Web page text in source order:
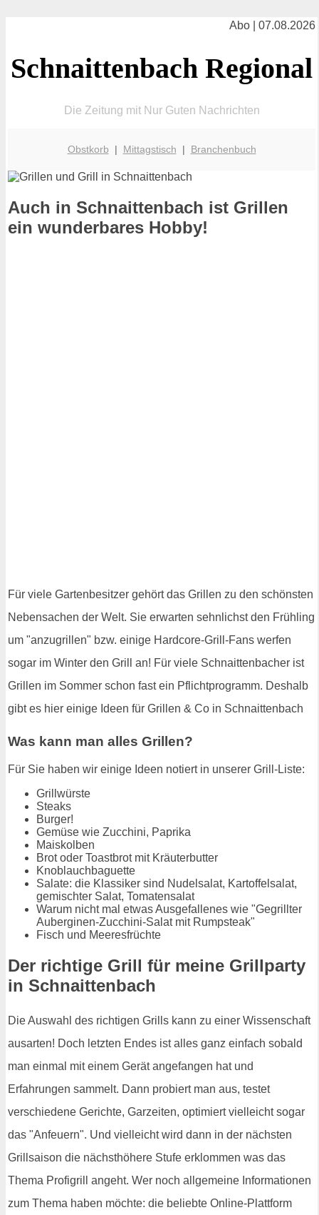
Abo | 07.08.2026
Schnaittenbach Regional
Die Zeitung mit Nur Guten Nachrichten
Obstkorb | Mittagstisch | Branchenbuch
Auch in Schnaittenbach ist Grillen
ein wunderbares Hobby!
Für viele Gartenbesitzer gehört das Grillen zu den schönsten
Nebensachen der Welt. Sie erwarten sehnlichst den Frühling
um "anzugrillen" bzw. einige Hardcore-Grill-Fans werfen
sogar im Winter den Grill an! Für viele Schnaittenbacher ist
Grillen im Sommer schon fast ein Pflichtprogramm. Deshalb
gibt es hier einige Ideen für Grillen & Co in Schnaittenbach
Was kann man alles Grillen?
Für Sie haben wir einige Ideen notiert in unserer Grill-Liste:
Grillwürste
Steaks
Burger!
Gemüse wie Zucchini, Paprika
Maiskolben
Brot oder Toastbrot mit Kräuterbutter
Knoblauchbaguette
Salate: die Klassiker sind Nudelsalat, Kartoffelsalat,
gemischter Salat, Tomatensalat
Warum nicht mal etwas Ausgefallenes wie "Gegrillter
Auberginen-Zucchini-Salat mit Rumpsteak"
Fisch und Meeresfrüchte
Der richtige Grill für meine Grillparty
in Schnaittenbach
Die Auswahl des richtigen Grills kann zu einer Wissenschaft
ausarten! Doch letzten Endes ist alles ganz einfach sobald
man einmal mit einem Gerät angefangen hat und
Erfahrungen sammelt. Dann probiert man aus, testet
verschiedene Gerichte, Garzeiten, optimiert vielleicht sogar
das "Anfeuern". Und vielleicht wird dann in der nächsten
Grillsaison die nächsthöhere Stufe erklommen was das
Thema Profigrill angeht. Wer noch allgemeine Informationen
zum Thema haben möchte: die beliebte Online-Plattform